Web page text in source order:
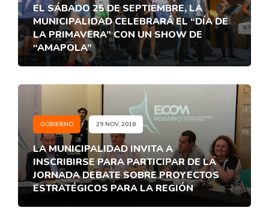
EL SÁBADO 25 DE SEPTIEMBRE, LA
MUNICIPALIDAD CELEBRARÁ EL “DÍA DE
LA PRIMAVERA” CON UN SHOW DE
“AMAPOLA”
GOBIERNO 29 NOV, 2018
LA MUNICIPALIDAD INVITA A
INSCRIBIRSE PARA PARTICIPAR DE LA
JORNADA DEBATE SOBRE PROYECTOS
ESTRATÉGICOS PARA LA REGIÓN